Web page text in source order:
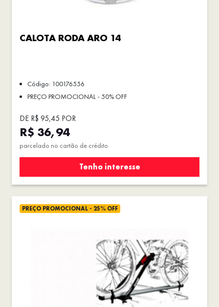
CALOTA RODA ARO 14
Código: 100176556
PREÇO PROMOCIONAL - 50% OFF
DE R$ 95,45 POR
R$ 36,94
parcelado no cartão de crédito
Tenho interesse
PREÇO PROMOCIONAL - 25% OFF